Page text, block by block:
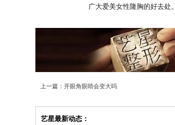
广大爱美女性隆胸的好去处。
上一篇： 开眼角眼睛会变大吗
艺星最新动态：